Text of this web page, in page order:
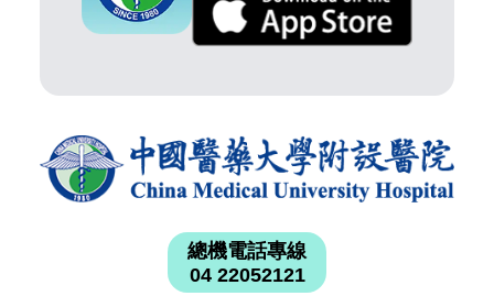
總機電話專線
04 22052121